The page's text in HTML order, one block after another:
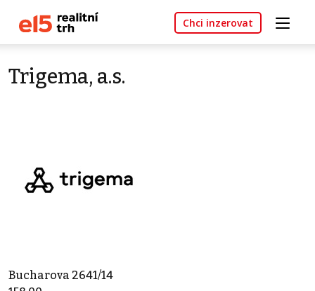
Chci inzerovat
Trigema, a.s.
Bucharova 2641/14